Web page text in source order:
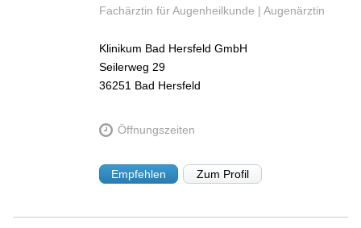
Fachärztin für Augenheilkunde | Augenärztin
Klinikum Bad Hersfeld GmbH
Seilerweg 29
36251 Bad Hersfeld
Öffnungszeiten
Empfehlen Zum Profil